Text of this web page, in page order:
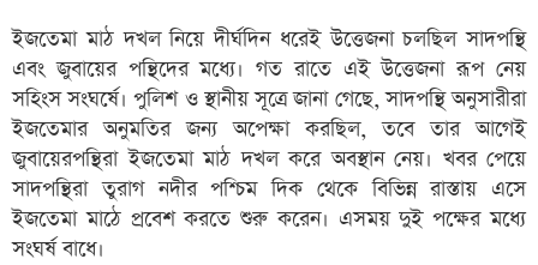
ইজতেমা মাঠ দখল নিয়ে দীর্ঘদিন ধরেই উত্তেজনা চলছিল সাদপন্থি
এবং জুবায়ের পন্থিদের মধ্যে। গত রাতে এই উত্তেজনা রূপ নেয়
সহিংস সংঘর্ষে। পুলিশ ও স্থানীয় সূত্রে জানা গেছে, সাদপন্থি অনুসারীরা
ইজতেমার অনুমতির জন্য অপেক্ষা করছিল, তবে তার আগেই
জুবায়েরপন্থিরা ইজতেমা মাঠ দখল করে অবস্থান নেয়। খবর পেয়ে
সাদপন্থিরা তুরাগ নদীর পশ্চিম দিক থেকে বিভিন্ন রাস্তায় এসে
ইজতেমা মাঠে প্রবেশ করতে শুরু করেন। এসময় দুই পক্ষের মধ্যে
সংঘর্ষ বাধে।